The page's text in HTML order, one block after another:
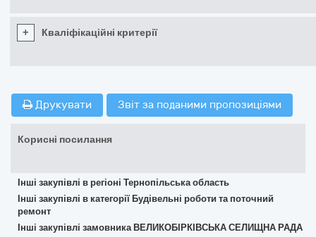
+ Кваліфікаційні критерії
Друкувати Звіт за поданими пропозиціями
Корисні посилання
Інші закупівлі в регіоні Тернопільська область
Інші закупівлі в категорії Будівельні роботи та поточний
ремонт
Інші закупівлі замовника ВЕЛИКОБІРКІВСЬКА СЕЛИЩНА РАДА